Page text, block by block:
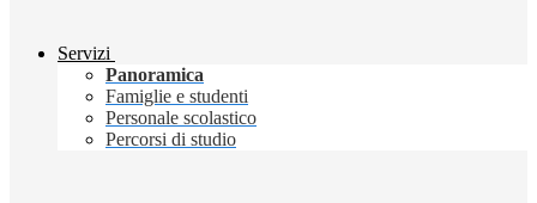
Servizi
Panoramica
Famiglie e studenti
Personale scolastico
Percorsi di studio